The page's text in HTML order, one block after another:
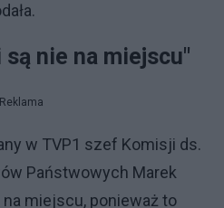
są nie na miejscu"
Reklama
w TVP1 szef Komisji ds.
Państwowych Marek
miejscu, ponieważ to